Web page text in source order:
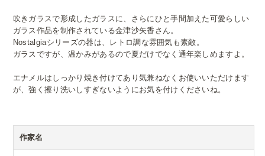
吹きガラスで形成したガラスに、さらにひと手間加えた可愛らしい
ガラス作品を制作されている金津沙矢香さん。
Nostalgiaシリーズの器は、レトロ調な雰囲気も素敵。
ガラスですが、温かみがあるので夏だけでなく通年楽しめますよ。
エナメルはしっかり焼き付けてあり気兼ねなくお使いいただけます
が、強く擦り洗いしすぎないようにお気を付けくださいね。
作家名